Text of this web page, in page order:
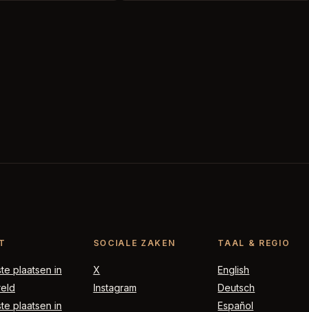
plaatsen in
plaatsen in
SOCIALE ZAKEN
X
Instagram
TAAL & REGIO
English
Deutsch
Español